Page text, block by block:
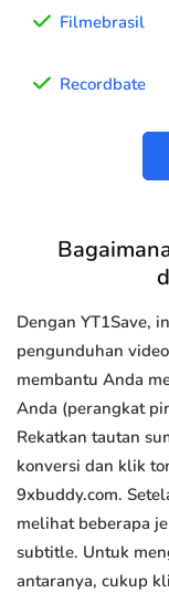
Filmebrasil
Recordbate
Dengan YT1Save,
pengunduhan
membantu Anda
Anda (perangkat
Rekatkan tautan
konversi dan klik
9xbuddy.com.
melihat beberapa
subtitle. Untuk
antaranya, cukup